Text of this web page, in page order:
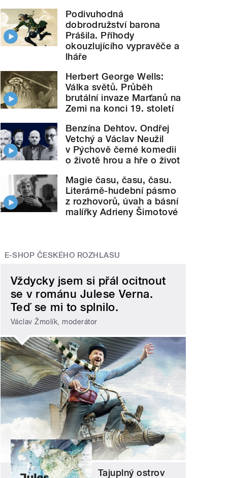
Podivuhodná
dobrodružství barona
Prášila. Příhody
okouzlujícího vypravěče a
lháře
Herbert George Wells:
Válka světů. Průběh
brutální invaze Marťanů na
Zemi na konci 19. století
Benzína Dehtov. Ondřej
Vetchý a Václav Neužil
v Pýchově černé komedii
o životě hrou a hře o život
Magie času, času, času.
Literárně-hudební pásmo
z rozhovorů, úvah a básní
malířky Adrieny Šimotové
E-SHOP ČESKÉHO ROZHLASU
Vždycky jsem si přál ocitnout
se v románu Julese Verna.
Teď se mi to splnilo.
Václav Žmolík, moderátor
Tajuplný ostrov